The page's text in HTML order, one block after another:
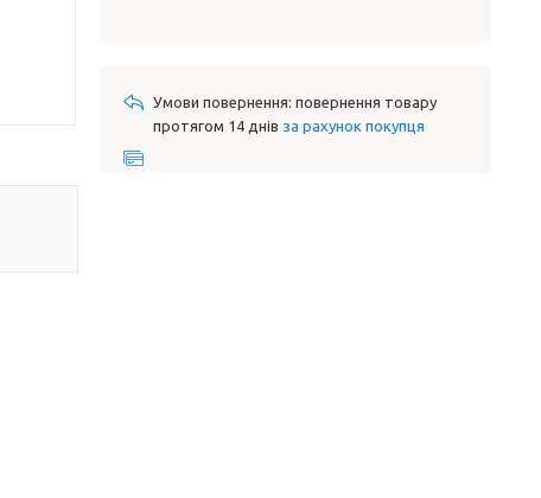
повернення товару
протягом 14 днів за рахунок покупця